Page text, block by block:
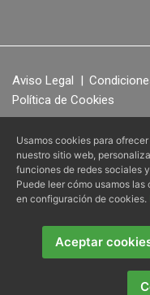
Aviso Legal |
Política de Cookies
© 2026 -RegenerO IV
Página web diseñada por
Usamos cookies para
nuestro sitio web,
funciones de redes sociales
Puede leer cómo usamos
en configuración de cookies.
Aceptar